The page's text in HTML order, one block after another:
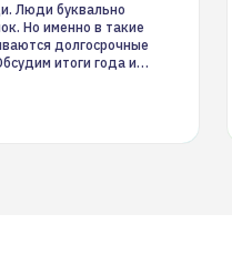
Люди буквально
Но именно в такие
долгосрочные
итоги года и